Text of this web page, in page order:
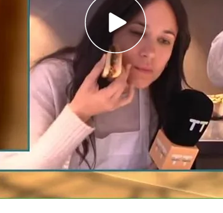
del mundo: de la deconstruida, a
ha visitado
el restaurante en Madrid
caro de España
y ha charlado en
Pacheco, que ha dado todaslas